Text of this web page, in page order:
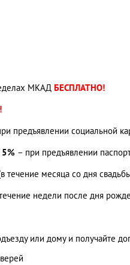
МКАД БЕСПЛАТНО!
предъявлении социальной
– при предъявлении
течение месяца со дня
недели после дня
или дому и получайте